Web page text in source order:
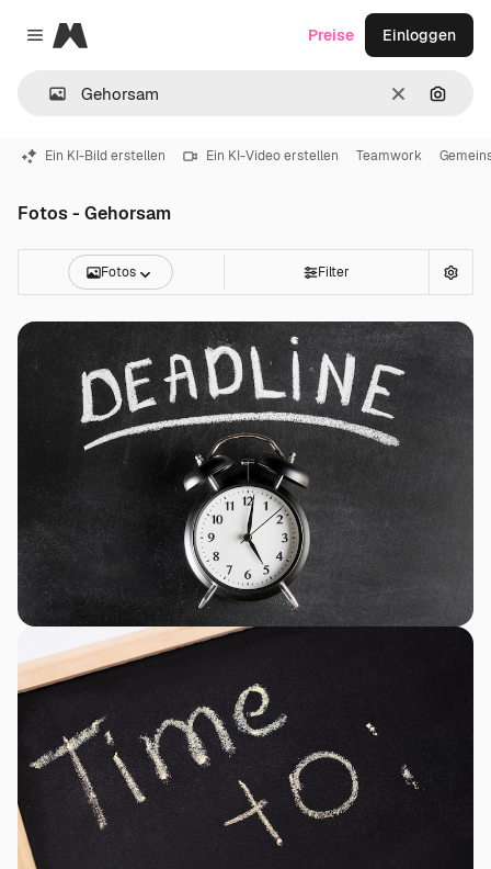
Close menu
Magnific
LöschenNach
Preise Einloggen
Ein KI-Bild erstellen Ein KI-Video erstellen Teamwork
Fotos - Gehorsam
Fotos Filter